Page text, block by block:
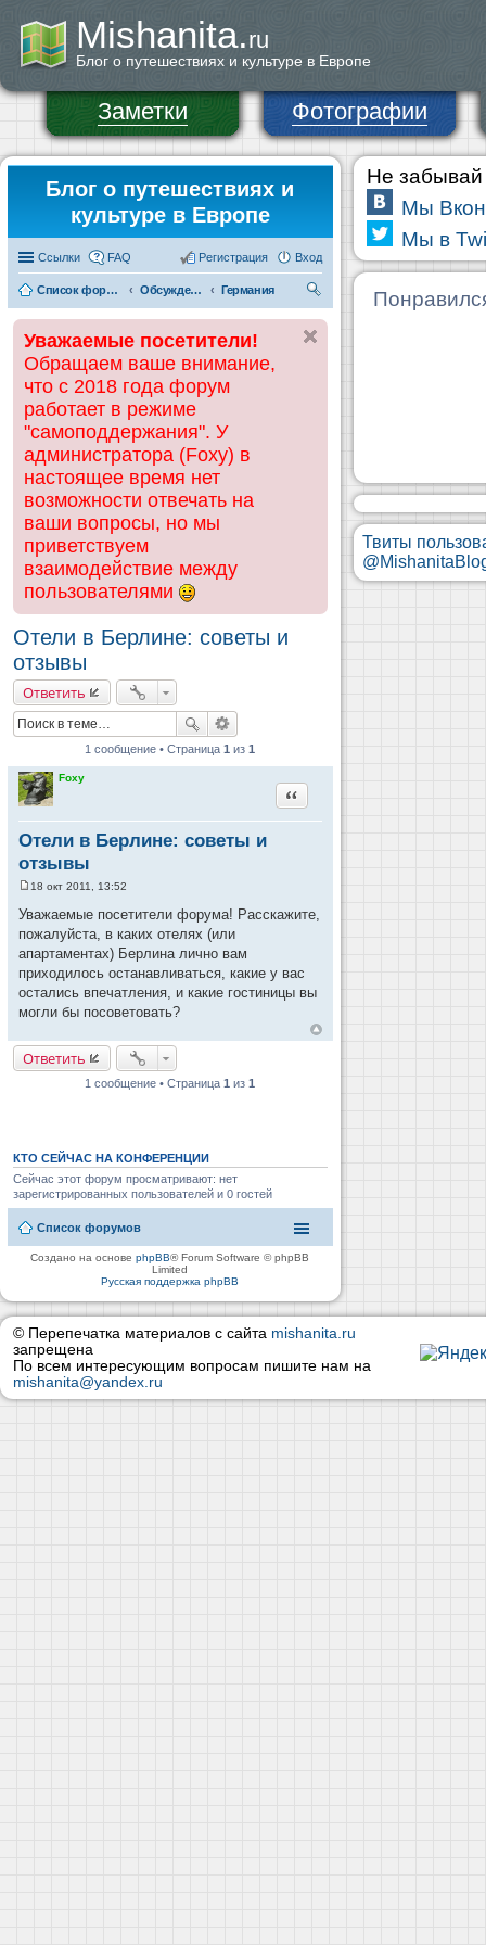
Mishanita.ru
Блог о путешествиях и культуре в Европе
Заметки Фотографии
Блог о путешествиях и
культуре в Европе
Ссылки FAQ Вход
Регистрация
Список форумов Обсуждения и информация по странам Германия
ск
Уважаемые посетители!
Обращаем ваше внимание,
что с 2018 года форум
работает в режиме
"самоподдержания". У
администратора (Foxy) в
настоящее время нет
возможности отвечать на
ваши вопросы, но мы
приветствуем
взаимодействие между
пользователями
Отели в Берлине: советы и
отзывы
Ответить
1 сообщение • Страница1 из1
Foxy
Отели в Берлине: советы и
отзывы
Цитата
о
б
е
н
е
18 окт 2011, 13:52
Уважаемые посетители форума! Расскажите,
пожалуйста, в каких отелях (или
апартаментах) Берлина лично вам
приходилось останавливаться, какие у вас
остались впечатления, и какие гостиницы вы
могли бы посоветовать?
Ответить
1 сообщение • Страница1 из1
КТО СЕЙЧАС НА КОНФЕРЕНЦИИ
Сейчас этот форум просматривают: нет
зарегистрированных пользователей и 0 гостей
Список форумов
Создано на основеphpBB® Forum Software © phpBB
Limited
Русская поддержка phpBB
Не забывай
Мы
Мы в
Твиты
© Перепечатка материалов с сайта mishanita.ru
запрещена
По всем интересующим вопросам пишите нам на
mishanita@yandex.ru